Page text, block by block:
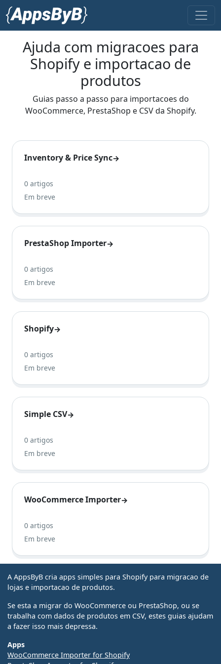
Ajuda com migracoes para
Shopify e importacao de
produtos
Guias passo a passo para importacoes do
WooCommerce, PrestaShop e CSV da Shopify.
Inventory & Price Sync→
0 artigos
Em breve
PrestaShop Importer→
0 artigos
Em breve
Shopify→
0 artigos
Em breve
Simple CSV→
0 artigos
Em breve
WooCommerce Importer→
0 artigos
Em breve
A AppsByB cria apps simples para Shopify para migracao de
lojas e importacao de produtos.
Se esta a migrar do WooCommerce ou PrestaShop, ou se
trabalha com dados de produtos em CSV, estes guias ajudam
a fazer isso mais depressa.
Apps
WooCommerce Importer for Shopify